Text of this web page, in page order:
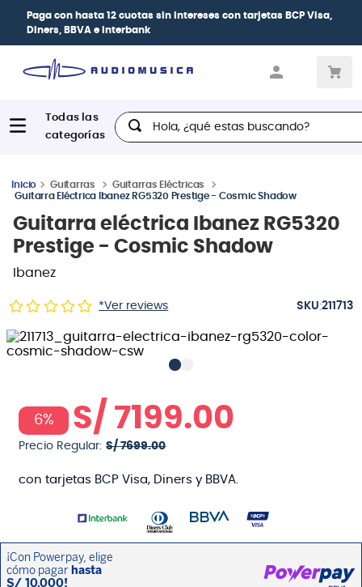
Paga con hasta 12 cuotas sin intereses con tarjetas BCP Visa,
Diners, BBVA e Interbank
Hola, ¿qué estas buscando?
Guitarras
Guitarras Eléctricas
Guitarra Eléctrica Ibanez RG5320 Prestige - Cosmic Shadow
Guitarra eléctrica Ibanez RG5320
Prestige - Cosmic Shadow
Ibanez
*Ver reviews :211713
6% S/ 7199.00
Precio Regular: S/ 7699.00
con tarjetas BCP Visa, Diners y BBVA.